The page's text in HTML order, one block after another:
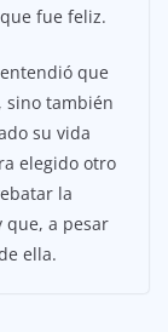
fue feliz.
que
sino también
su vida
elegido otro
la
que, a pesar
ella.